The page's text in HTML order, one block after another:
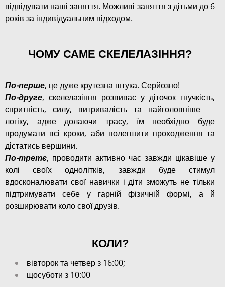
відвідувати наші заняття. Можливі заняття з дітьми до 6
років за індивідуальним підходом.
ЧОМУ САМЕ СКЕЛЕЛАЗІННЯ?
По-перше, це дуже крутезна штука. Серйозно!
По-друге, скелелазіння розвиває у діточок гнучкість,
спритність, силу, витривалість та найголовніше —
логіку, адже долаючи трасу, їм необхідно буде
продумати всі кроки, аби полегшити проходження та
дістатись вершини.
По-третє, проводити активно час завжди цікавіше у
колі своїх однолітків, завжди буде стимул
вдосконалювати свої навички і діти зможуть не тільки
підтримувати себе у гарній фізичній формі, а й
розширювати коло свої друзів.
КОЛИ?
вівторок та четвер з 16:00;
щосуботи з 10:00